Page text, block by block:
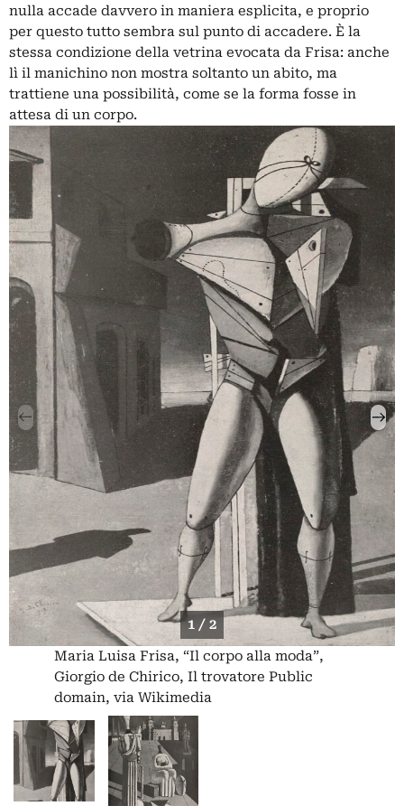
nulla accade davvero in maniera esplicita, e proprio
per questo tutto sembra sul punto di accadere. È la
stessa condizione della vetrina evocata da Frisa: anche
lì il manichino non mostra soltanto un abito, ma
trattiene una possibilità, come se la forma fosse in
attesa di un corpo.
1 / 2
Maria Luisa Frisa, “Il corpo alla moda”,
Giorgio de Chirico, Il trovatore Public
domain, via Wikimedia